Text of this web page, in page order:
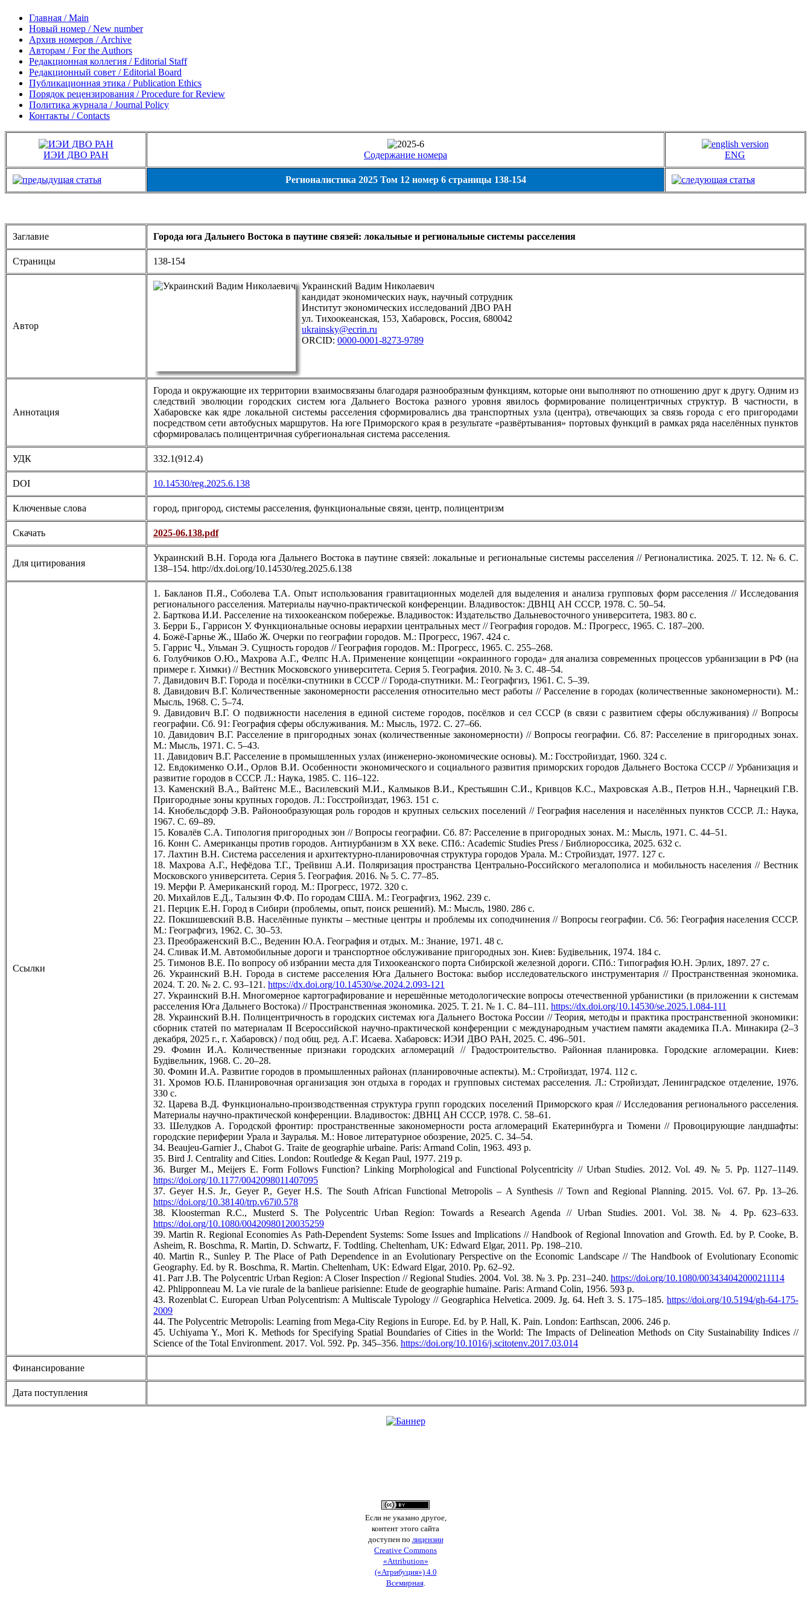
Главная / Main
Новый номер / New number
Архив номеров / Archive
Авторам / For the Authors
Редакционная коллегия / Editorial Staff
Редакционный совет / Editorial Board
Публикационная этика / Publication Ethics
Порядок рецензирования / Procedure for Review
Политика журнала / Journal Policy
Контакты / Contacts
ИЭИ ДВО РАН Содержание номера ENG
Регионалистика 2025 Том 12 номер 6 страницы 138-154
Заглавие Города юга Дальнего Востока в паутине связей: локальные и региональные системы расселения
Страницы 138-154
Автор
Украинский Вадим Николаевич
кандидат экономических наук, научный сотрудник
Институт экономических исследований ДВО РАН
ул. Тихоокеанская, 153, Хабаровск, Россия, 680042
ukrainsky@ecrin.ru
ORCID: 0000-0001-8273-9789
Аннотация
Города и окружающие их территории взаимосвязаны благодаря разнообразным функциям, которые они выполняют по отношению друг к другу. Одним из
следствий эволюции городских систем юга Дальнего Востока разного уровня явилось формирование полицентричных структур. В частности, в
Хабаровске как ядре локальной системы расселения сформировались два транспортных узла (центра), отвечающих за связь города с его пригородами
посредством сети автобусных маршрутов. На юге Приморского края в результате «развёртывания» портовых функций в рамках ряда населённых пунктов
сформировалась полицентричная субрегиональная система расселения.
УДК 332.1(912.4)
DOI 10.14530/reg.2025.6.138
Ключенвые слова город, пригород, системы расселения, функциональные связи, центр, полицентризм
Скачать 2025-06.138.pdf
Для цитирования
Украинский В.Н. Города юга Дальнего Востока в паутине связей: локальные и региональные системы расселения // Регионалистика. 2025. Т. 12. № 6. С.
138–154. http://dx.doi.org/10.14530/reg.2025.6.138
Ссылки
1. Бакланов П.Я., Соболева Т.А. Опыт использования гравитационных моделей для выделения и анализа групповых форм расселения // Исследования
регионального расселения. Материалы научно-практической конференции. Владивосток: ДВНЦ АН СССР, 1978. С. 50–54.
2. Барткова И.И. Расселение на тихоокеанском побережье. Владивосток: Издательство Дальневосточного университета, 1983. 80 с.
3. Берри Б., Гаррисон У. Функциональные основы иерархии центральных мест // География городов. М.: Прогресс, 1965. С. 187–200.
4. Божё-Гарнье Ж., Шабо Ж. Очерки по географии городов. М.: Прогресс, 1967. 424 с.
5. Гаррис Ч., Ульман Э. Сущность городов // География городов. М.: Прогресс, 1965. С. 255–268.
6. Голубчиков О.Ю., Махрова А.Г., Фелпс Н.А. Применение концепции «окраинного города» для анализа современных процессов урбанизации в РФ (на
примере г. Химки) // Вестник Московского университета. Серия 5. География. 2010. № 3. С. 48–54.
7. Давидович В.Г. Города и посёлки-спутники в СССР // Города-спутники. М.: Географгиз, 1961. С. 5–39.
8. Давидович В.Г. Количественные закономерности расселения относительно мест работы // Расселение в городах (количественные закономерности). М.:
Мысль, 1968. С. 5–74.
9. Давидович В.Г. О подвижности населения в единой системе городов, посёлков и сел СССР (в связи с развитием сферы обслуживания) // Вопросы
географии. Сб. 91: География сферы обслуживания. М.: Мысль, 1972. С. 27–66.
10. Давидович В.Г. Расселение в пригородных зонах (количественные закономерности) // Вопросы географии. Сб. 87: Расселение в пригородных зонах.
М.: Мысль, 1971. С. 5–43.
11. Давидович В.Г. Расселение в промышленных узлах (инженерно-экономические основы). М.: Госстройиздат, 1960. 324 с.
12. Евдокименко О.И., Орлов В.И. Особенности экономического и социального развития приморских городов Дальнего Востока СССР // Урбанизация и
развитие городов в СССР. Л.: Наука, 1985. С. 116–122.
13. Каменский В.А., Вайтенс М.Е., Василевский М.И., Калмыков В.И., Крестьяшин С.И., Кривцов К.С., Махровская А.В., Петров Н.Н., Чарнецкий Г.В.
Пригородные зоны крупных городов. Л.: Госстройиздат, 1963. 151 с.
14. Кнобельсдорф Э.В. Районообразующая роль городов и крупных сельских поселений // География населения и населённых пунктов СССР. Л.: Наука,
1967. С. 69–89.
15. Ковалёв С.А. Типология пригородных зон // Вопросы географии. Сб. 87: Расселение в пригородных зонах. М.: Мысль, 1971. С. 44–51.
16. Конн С. Американцы против городов. Антиурбанизм в XX веке. СПб.: Academic Studies Press / Библиороссика, 2025. 632 с.
17. Лахтин В.Н. Система расселения и архитектурно-планировочная структура городов Урала. М.: Стройиздат, 1977. 127 с.
18. Махрова А.Г., Нефёдова Т.Г., Трейвиш А.И. Поляризация пространства Центрально-Российского мегалополиса и мобильность населения // Вестник
Московского университета. Серия 5. География. 2016. № 5. С. 77–85.
19. Мерфи Р. Американский город. М.: Прогресс, 1972. 320 с.
20. Михайлов Е.Д., Талызин Ф.Ф. По городам США. М.: Географгиз, 1962. 239 с.
21. Перцик Е.Н. Город в Сибири (проблемы, опыт, поиск решений). М.: Мысль, 1980. 286 с.
22. Покшишевский В.В. Населённые пункты – местные центры и проблемы их соподчинения // Вопросы географии. Сб. 56: География населения СССР.
М.: Географгиз, 1962. С. 30–53.
23. Преображенский В.С., Веденин Ю.А. География и отдых. М.: Знание, 1971. 48 с.
24. Сливак И.М. Автомобильные дороги и транспортное обслуживание пригородных зон. Киев: Будiвельник, 1974. 184 с.
25. Тимонов В.Е. По вопросу об избрании места для Тихоокеанского порта Сибирской железной дороги. СПб.: Типография Ю.Н. Эрлих, 1897. 27 c.
26. Украинский В.Н. Города в системе расселения Юга Дальнего Востока: выбор исследовательского инструментария // Пространственная экономика.
2024. Т. 20. № 2. С. 93–121. https://dx.doi.org/10.14530/se.2024.2.093-121
27. Украинский В.Н. Многомерное картографирование и нерешённые методологические вопросы отечественной урбанистики (в приложении к системам
расселения Юга Дальнего Востока) // Пространственная экономика. 2025. Т. 21. № 1. С. 84–111. https://dx.doi.org/10.14530/se.2025.1.084-111
28. Украинский В.Н. Полицентричность в городских системах юга Дальнего Востока России // Теория, методы и практика пространственной экономики:
сборник статей по материалам II Всероссийской научно-практической конференции с международным участием памяти академика П.А. Минакира (2–3
декабря, 2025 г., г. Хабаровск) / под общ. ред. А.Г. Исаева. Хабаровск: ИЭИ ДВО РАН, 2025. С. 496–501.
29. Фомин И.А. Количественные признаки городских агломераций // Градостроительство. Районная планировка. Городские агломерации. Киев:
Будiвельник, 1968. С. 20–28.
30. Фомин И.А. Развитие городов в промышленных районах (планировочные аспекты). М.: Стройиздат, 1974. 112 с.
31. Хромов Ю.Б. Планировочная организация зон отдыха в городах и групповых системах расселения. Л.: Стройиздат, Ленинградское отделение, 1976.
330 с.
32. Царева В.Д. Функционально-производственная структура групп городских поселений Приморского края // Исследования регионального расселения.
Материалы научно-практической конференции. Владивосток: ДВНЦ АН СССР, 1978. С. 58–61.
33. Шелудков А. Городской фронтир: пространственные закономерности роста агломераций Екатеринбурга и Тюмени // Провоцирующие ландшафты:
городские периферии Урала и Зауралья. М.: Новое литературное обозрение, 2025. С. 34–54.
34. Beaujeu-Garnier J., Chabot G. Traite de geographie urbaine. Paris: Armand Colin, 1963. 493 p.
35. Bird J. Centrality and Cities. London: Routledge & Kegan Paul, 1977. 219 p.
36. Burger M., Meijers E. Form Follows Function? Linking Morphological and Functional Polycentricity // Urban Studies. 2012. Vol. 49. № 5. Pp. 1127–1149.
https://doi.org/10.1177/0042098011407095
37. Geyer H.S. Jr., Geyer P., Geyer H.S. The South African Functional Metropolis – A Synthesis // Town and Regional Planning. 2015. Vol. 67. Pp. 13–26.
https://doi.org/10.38140/trp.v67i0.578
38. Kloosterman R.C., Musterd S. The Polycentric Urban Region: Towards a Research Agenda // Urban Studies. 2001. Vol. 38. № 4. Pp. 623–633.
https://doi.org/10.1080/00420980120035259
39. Martin R. Regional Economies As Path-Dependent Systems: Some Issues and Implications // Handbook of Regional Innovation and Growth. Ed. by P. Cooke, B.
Asheim, R. Boschma, R. Martin, D. Schwartz, F. Todtling. Cheltenham, UK: Edward Elgar, 2011. Pp. 198–210.
40. Martin R., Sunley P. The Place of Path Dependence in an Evolutionary Perspective on the Economic Landscape // The Handbook of Evolutionary Economic
Geography. Ed. by R. Boschma, R. Martin. Cheltenham, UK: Edward Elgar, 2010. Pp. 62–92.
41. Parr J.B. The Polycentric Urban Region: A Closer Inspection // Regional Studies. 2004. Vol. 38. № 3. Pp. 231–240. https://doi.org/10.1080/003434042000211114
42. Phlipponneau M. La vie rurale de la banlieue parisienne: Etude de geographie humaine. Paris: Armand Colin, 1956. 593 p.
43. Rozenblat C. European Urban Polycentrism: A Multiscale Typology // Geographica Helvetica. 2009. Jg. 64. Heft 3. S. 175–185. https://doi.org/10.5194/gh-64-175-
2009
44. The Polycentric Metropolis: Learning from Mega-City Regions in Europe. Ed. by P. Hall, K. Pain. London: Earthscan, 2006. 246 p.
45. Uchiyama Y., Mori K. Methods for Specifying Spatial Boundaries of Cities in the World: The Impacts of Delineation Methods on City Sustainability Indices //
Science of the Total Environment. 2017. Vol. 592. Pp. 345–356. https://doi.org/10.1016/j.scitotenv.2017.03.014
Финансирование
Дата поступления
Если не указано другое,
контент этого сайта
доступен по лицензии
Creative Commons
«Attribution»
(«Атрибуция») 4.0
Всемирная.